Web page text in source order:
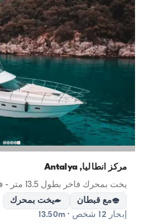
مركز أنطاليا, Antalya
يخت بمحرك فاخر بطول 13.5 متر - في مركز أنطاليا
مع قبطان
يخت بمحرك
إبحار 12 شخص · 13.50m